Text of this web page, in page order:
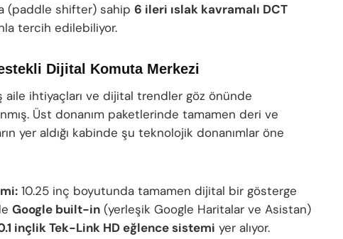
(paddle shifter) sahip6 ileri ıslak kavramalı DCT
tercih edilebiliyor.
Dijital Komuta Merkezi
aile ihtiyaçları ve dijital trendler göz önünde
Üst donanım paketlerinde tamamen deri ve
yer aldığı kabinde şu teknolojik donanımlar öne
10.25 inç boyutunda tamamen dijital bir gösterge
Google built-in (yerleşik Google Haritalar ve Asistan)
inçlik Tek-Link HD eğlence sistemi yer alıyor.